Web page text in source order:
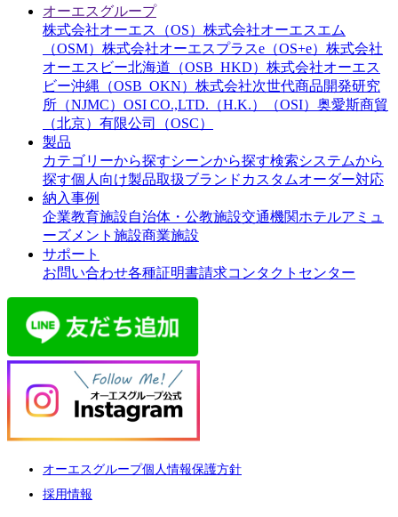
オーエスグループ
株式会社オーエス（OS） 株式会社オーエスエム
（OSM） 株式会社オーエスプラスe（OS+e） 株式会社
オーエスビー北海道（OSB_HKD） 株式会社オーエス
ビー沖縄（OSB_OKN） 株式会社次世代商品開発研究
所（NJMC） OSI CO.,LTD.（H.K.）（OSI） 奥愛斯商貿
（北京）有限公司（OSC）
製品
カテゴリーから探すシーンから探す検索システムから
探す個人向け製品取扱ブランド カスタムオーダー対応
納入事例
企業教育施設自治体・公教施設交通機関ホテルアミュ
ーズメント施設商業施設
サポート
お問い合わせ各種証明書請求コンタクトセンター
オーエスグループ個人情報保護方針
採用情報